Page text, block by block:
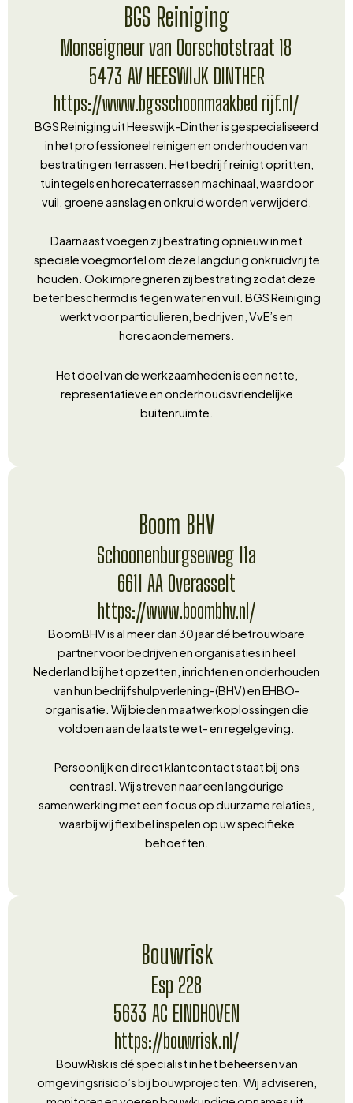
BGS Reiniging
Monseigneur van Oorschotstraat 18
5473 AV HEESWIJK DINTHER
https://www.bgsschoonmaakbed rijf.nl/
BGS Reiniging uit Heeswijk-Dinther is gespecialiseerd
in het professioneel reinigen en onderhouden van
bestrating en terrassen. Het bedrijf reinigt opritten,
tuintegels en horecaterrassen machinaal, waardoor
vuil, groene aanslag en onkruid worden verwijderd.
Daarnaast voegen zij bestrating opnieuw in met
speciale voegmortel om deze langdurig onkruidvrij te
houden. Ook impregneren zij bestrating zodat deze
beter beschermd is tegen water en vuil. BGS Reiniging
werkt voor particulieren, bedrijven, VvE’s en
horecaondernemers.
Het doel van de werkzaamheden is een nette,
representatieve en onderhoudsvriendelijke
buitenruimte.
Boom BHV
Schoonenburgseweg 11a
6611 AA Overasselt
https://www.boombhv.nl/
BoomBHV is al meer dan 30 jaar dé betrouwbare
partner voor bedrijven en organisaties in heel
Nederland bij het opzetten, inrichten en onderhouden
van hun bedrijfshulpverlening-(BHV) en EHBO-
organisatie. Wij bieden maatwerkoplossingen die
voldoen aan de laatste wet- en regelgeving.
Persoonlijk en direct klantcontact staat bij ons
centraal. Wij streven naar een langdurige
samenwerking met een focus op duurzame relaties,
waarbij wij flexibel inspelen op uw specifieke
behoeften.
Bouwrisk
Esp 228
5633 AC EINDHOVEN
https://bouwrisk.nl/
BouwRisk is dé specialist in het beheersen van
omgevingsrisico’s bij bouwprojecten. Wij adviseren,